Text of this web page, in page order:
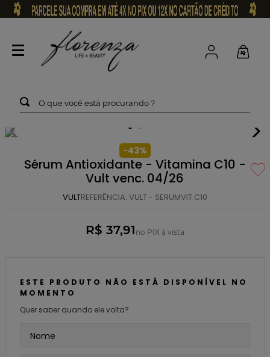
O que você está procurando ?
-43%
Sérum Antioxidante - Vitamina C10 -
Vult venc. 04/26
VULTREFERÊNCIA: VULT - SERUMVIT.C10
R$ 37,91 no PIX à vista
ESTE PRODUTO NÃO ESTÁ DISPONÍVEL NO
MOMENTO
Quer saber quando ele volta?